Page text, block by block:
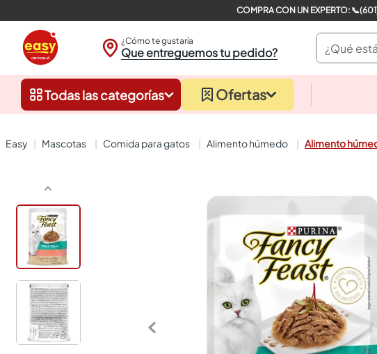
COMPRA CON
¿Cómo te gustaría
Que entreguemos tu pedido?
¿Qué estás
Todas las categorías Ofertas
mascotas comida para gatos alimento húmedo Alimento
closet
sanitarios
pisos
armarios
comedores
neveras